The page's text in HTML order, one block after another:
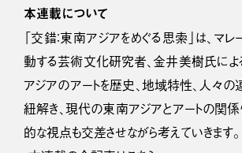
本連載について
「交錯：東南アジアをめぐる思索」は、マ
動する芸術文化研究者、金井美樹氏によ
アジアのアートを歴史、地域特性、人々
紐解き、現代の東南アジアとアートの関
的な視点も交差させながら考えていきます。